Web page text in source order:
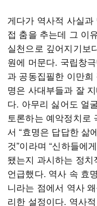
게다가 역사적 사실
접 춤을 추는데 그 이
실천으로 깊어지기보
원에 머문다. 국립창
과 공동집필한 이만희
명은 사대부들과 잘
다. 아무리 싫어도 얼
토론하는 예악정치로
서 “효명은 답답한 삶
것”이라며 “신하들에
됐는지 과시하는 정치
언급했다. 역사 속 효
니라는 점에서 역사
리한 설정이다. 역사